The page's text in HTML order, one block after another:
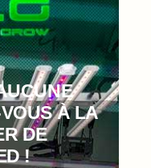
À LA
DE
!